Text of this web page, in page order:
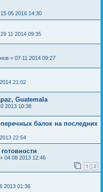
15 05 2016 14:30
29 11 2014 09:35
« 07 11 2014 09:27
21:02
Guatemala
2013 10:38
балок на последних
22:54
« 04 08 2013 12:46
1 2
2013 01:36